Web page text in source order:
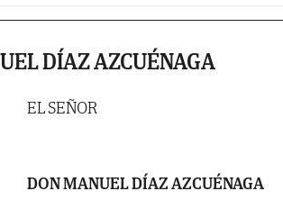
DÍAZ AZCUÉNAGA
EL SEÑOR
DON MANUEL DÍAZ AZCUÉNAGA